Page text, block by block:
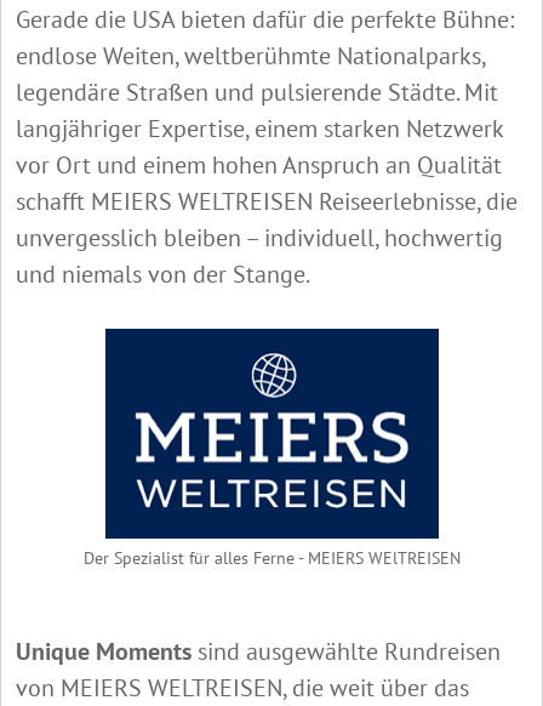
Gerade die USA bieten dafür die perfekte Bühne:
endlose Weiten, weltberühmte Nationalparks,
legendäre Straßen und pulsierende Städte. Mit
langjähriger Expertise, einem starken Netzwerk
vor Ort und einem hohen Anspruch an Qualität
schafft MEIERS WELTREISEN Reiseerlebnisse, die
unvergesslich bleiben – individuell, hochwertig
und niemals von der Stange.
Der Spezialist für alles Ferne - MEIERS WElTREISEN
Unique Moments sind ausgewählte Rundreisen
von MEIERS WELTREISEN, die weit über das